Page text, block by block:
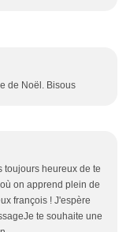
de Noël. Bisous
toujours heureux de te
on apprend plein de
françois ! J'espère
te souhaite une